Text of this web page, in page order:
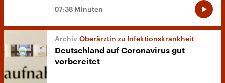
07:38 Minuten
Oberärztin zu Infektionskrankheit
Deutschland auf Coronavirus gut
vorbereitet